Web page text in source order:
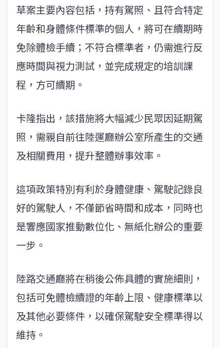
草案主要內容包括，持有駕照、且符合特定
年齡和身體條件標準的個人，將可在續期時
免除體檢手續；不符合標準者，仍需進行反
應時間與視力測試，並完成規定的培訓課
程，方可續期。
卡隆指出，該措施將大幅減少民眾因延期駕
照，需親自前往陸運廳辦公室所產生的交通
及相關費用，提升整體辦事效率。
這項政策特別有利於身體健康、駕駛記錄良
好的駕駛人，不僅節省時間和成本，同時也
是響應國家推動數位化、無紙化辦公的重要
一步。
陸路交通廳將在稍後公佈具體的實施細則，
包括可免體檢續證的年齡上限、健康標準以
及其他必要條件，以確保駕駛安全標準得以
維持。